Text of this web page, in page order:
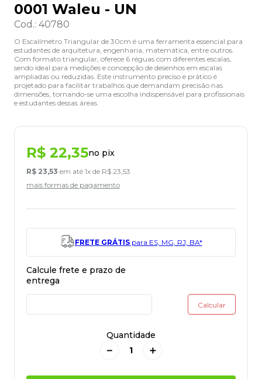
0001 Waleu - UN
Cod.: 40780
O Escalímetro Triangular de 30cm é uma ferramenta essencial para
estudantes de arquitetura, engenharia, matemática, entre outros.
Com formato triangular, oferece 6 réguas com diferentes escalas,
sendo ideal para medições e concepção de desenhos em escalas
ampliadas ou reduzidas. Este instrumento preciso e prático é
projetado para facilitar trabalhos que demandam precisão nas
dimensões, tornando-se uma escolha indispensável para profissionais
e estudantes dessas áreas.
R$ 22,35no pix
R$ 23,53 em até 1x de R$ 23,53
mais formas de pagamento
FRETE GRÁTISpara ES, MG, RJ, BA*
Quantidade
＋
－